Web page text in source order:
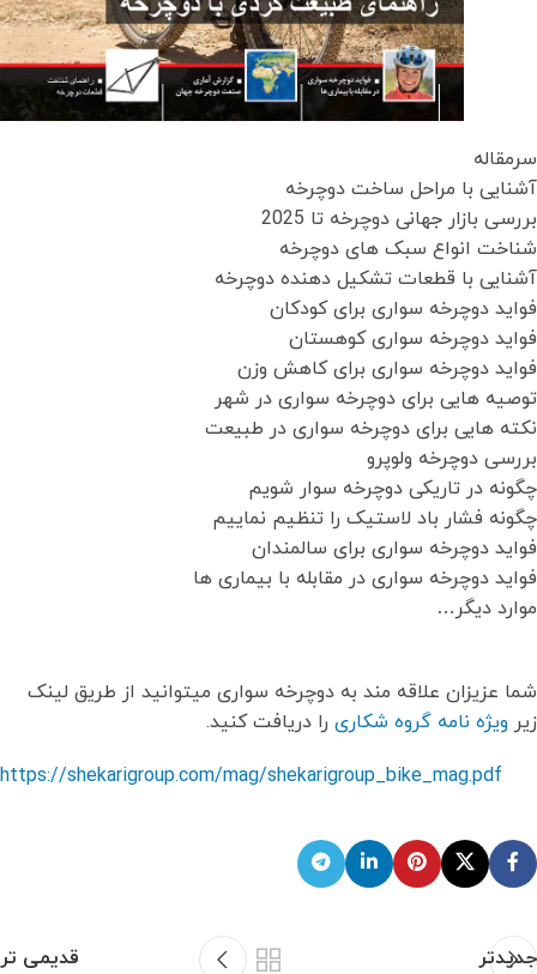
سرمقاله
آشنایی با مراحل ساخت دوچرخه
بررسی بازار جهانی دوچرخه تا 2025
شناخت انواع سبک های دوچرخه
آشنایی با قطعات تشکیل دهنده دوچرخه
فواید دوچرخه سواری برای کودکان
فواید دوچرخه سواری کوهستان
فواید دوچرخه سواری برای کاهش وزن
توصیه هایی برای دوچرخه سواری در شهر
نکته هایی برای دوچرخه سواری در طبیعت
بررسی دوچرخه ولوپرو
چگونه در تاریکی دوچرخه سوار شویم
چگونه فشار باد لاستیک را تنظیم نماییم
فواید دوچرخه سواری برای سالمندان
فواید دوچرخه سواری در مقابله با بیماری ها
موارد دیگر…
شما عزیزان علاقه مند به دوچرخه سواری میتوانید از طریق لینک
زیر ویژه نامه گروه شکاری را دریافت کنید.
https://shekarigroup.com/mag/shekarigroup_bike_mag.pdf
جدیدتر قدیمی تر